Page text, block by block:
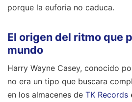
porque la euforia no caduca.
El origen del ritmo que
mundo
Harry Wayne Casey, conocido
no era un tipo que buscara
en los almacenes de TK Records